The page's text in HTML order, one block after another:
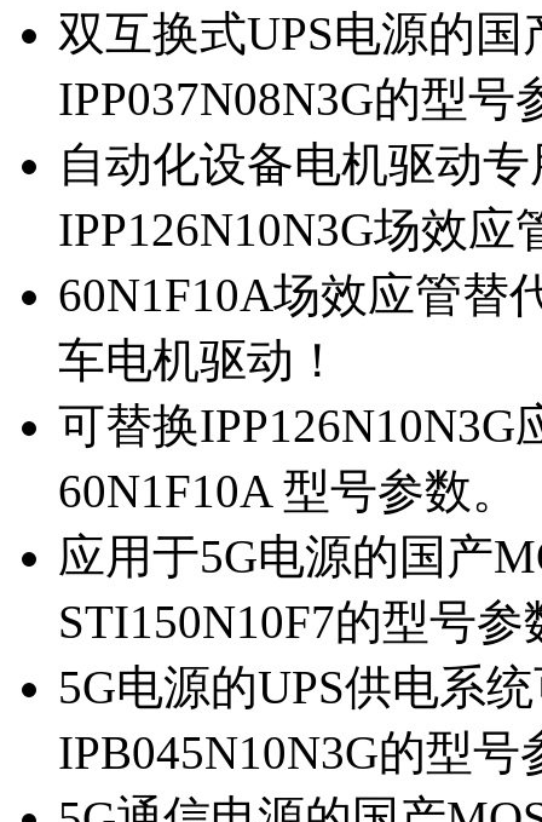
双互换式UPS电源的
IPP037N08N3G的型号
自动化设备电机驱动
IPP126N10N3G场效应
60N1F10A场效应管替
车电机驱动！
可替换
60N1F10A 型号参数。
应用于5G电源的国产
STI150N10F7的型号参
5G电源的UPS供电系
IPB045N10N3G的型号